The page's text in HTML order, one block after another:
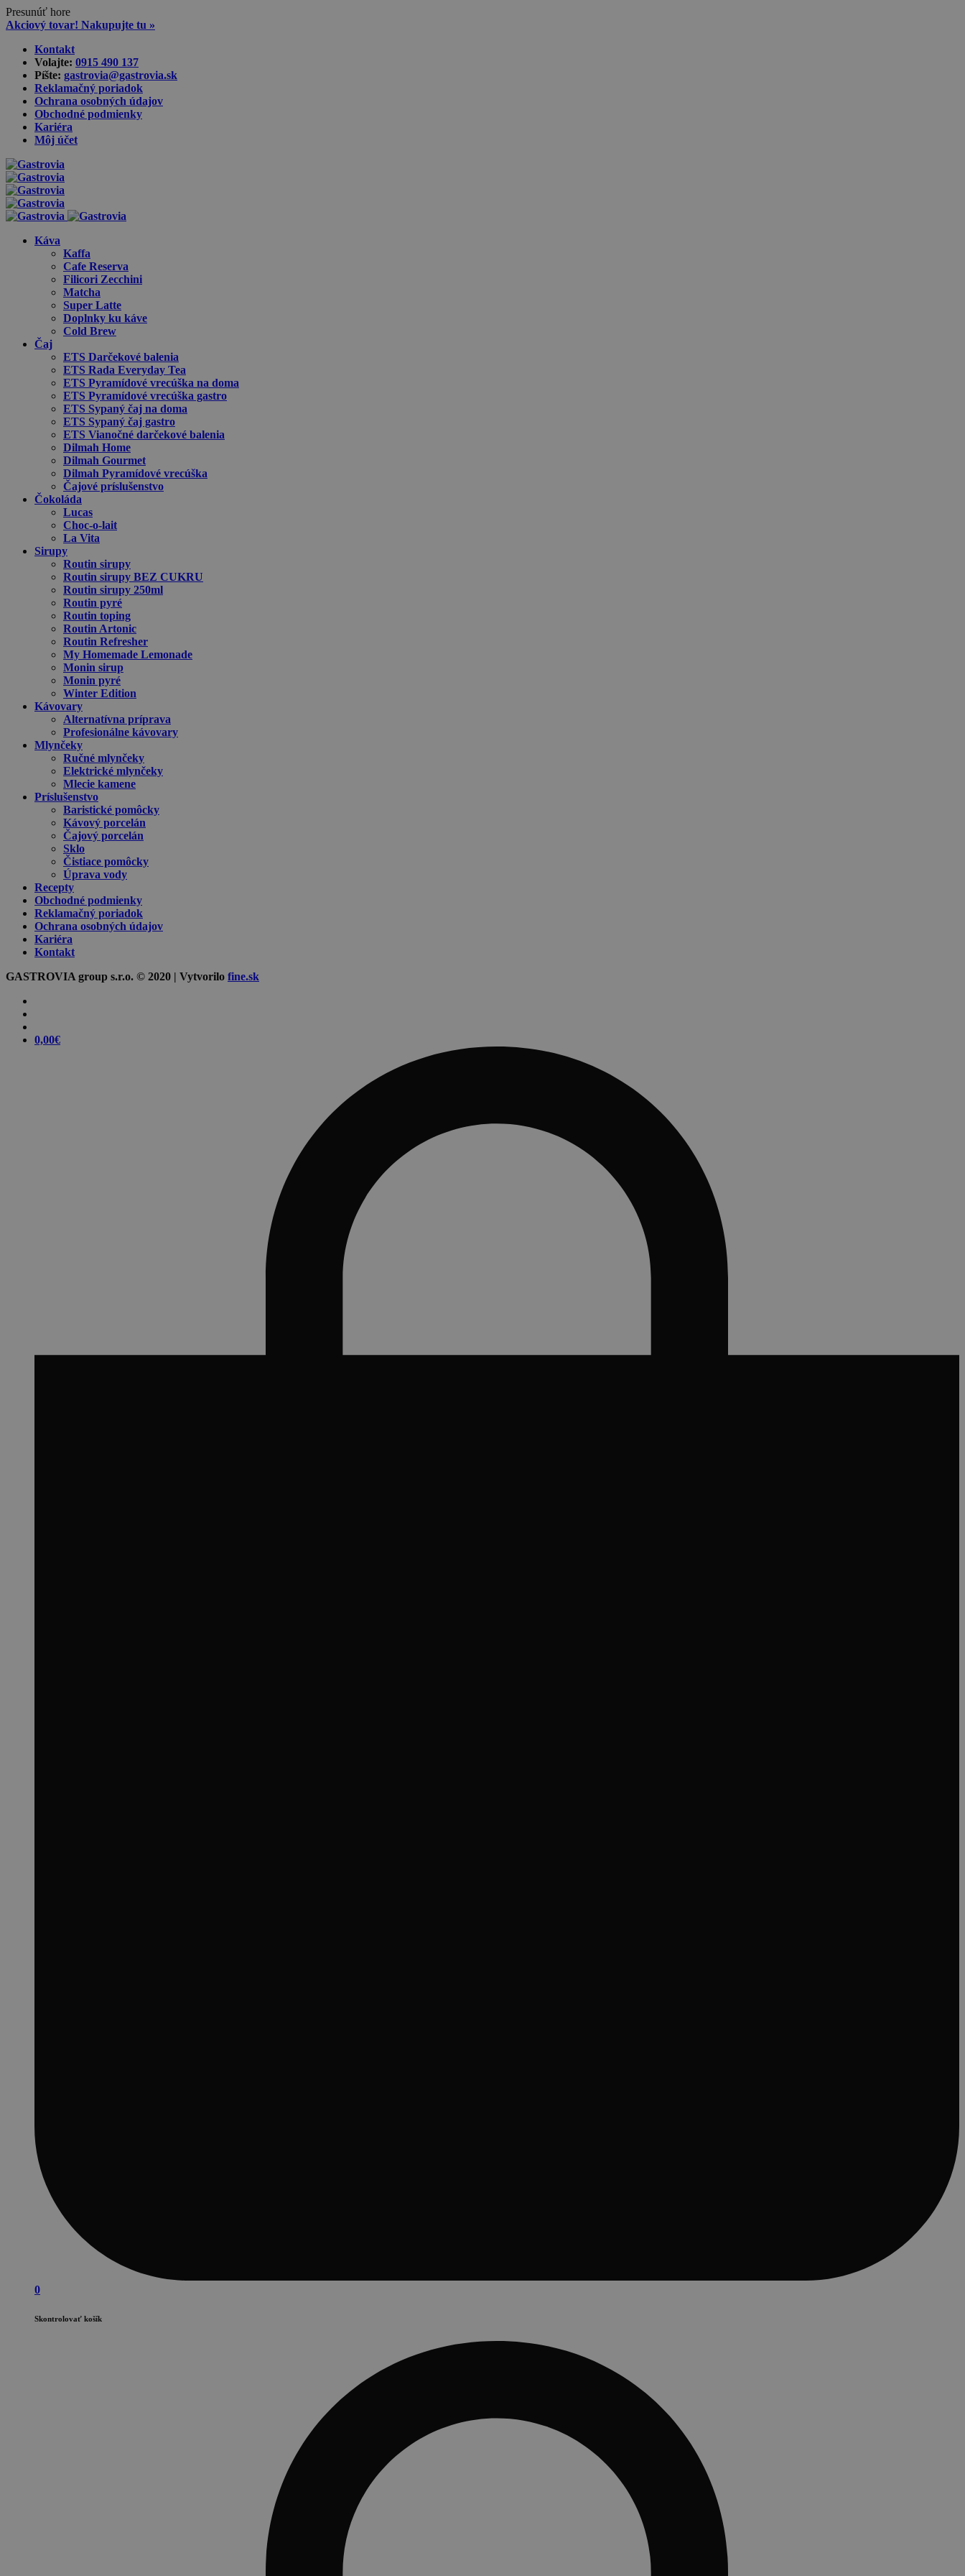
Presunúť hore
Akciový tovar! Nakupujte tu »
content
Kontakt
Volajte: 0915 490 137‬
Píšte: gastrovia@gastrovia.sk‬
Reklamačný poriadok
Ochrana osobných údajov
Obchodné podmienky
Kariéra
Môj účet
Káva
Kaffa
Cafe Reserva
Filicori Zecchini
Matcha
Super Latte
Doplnky ku káve
Cold Brew
Čaj
ETS Darčekové balenia
ETS Rada Everyday Tea
ETS Pyramídové vrecúška na doma
ETS Pyramídové vrecúška gastro
ETS Sypaný čaj na doma
ETS Sypaný čaj gastro
ETS Vianočné darčekové balenia
Dilmah Home
Dilmah Gourmet
Dilmah Pyramídové vrecúška
Čajové príslušenstvo
Čokoláda
Lucas
Choc-o-lait
La Vita
Sirupy
Routin sirupy
Routin sirupy BEZ CUKRU
Routin sirupy 250ml
Routin pyré
Routin toping
Routin Artonic
Routin Refresher
My Homemade Lemonade
Monin sirup
Monin pyré
Winter Edition
Kávovary
Alternatívna príprava
Profesionálne kávovary
Mlynčeky
Ručné mlynčeky
Elektrické mlynčeky
Mlecie kamene
Príslušenstvo
Baristické pomôcky
Kávový porcelán
Čajový porcelán
Sklo
Čistiace pomôcky
Úprava vody
Recepty
Obchodné podmienky
Reklamačný poriadok
Ochrana osobných údajov
Kariéra
Kontakt
GASTROVIA group s.r.o. © 2020 | Vytvorilo fine.sk
0,00€
0
Skontrolovať košík